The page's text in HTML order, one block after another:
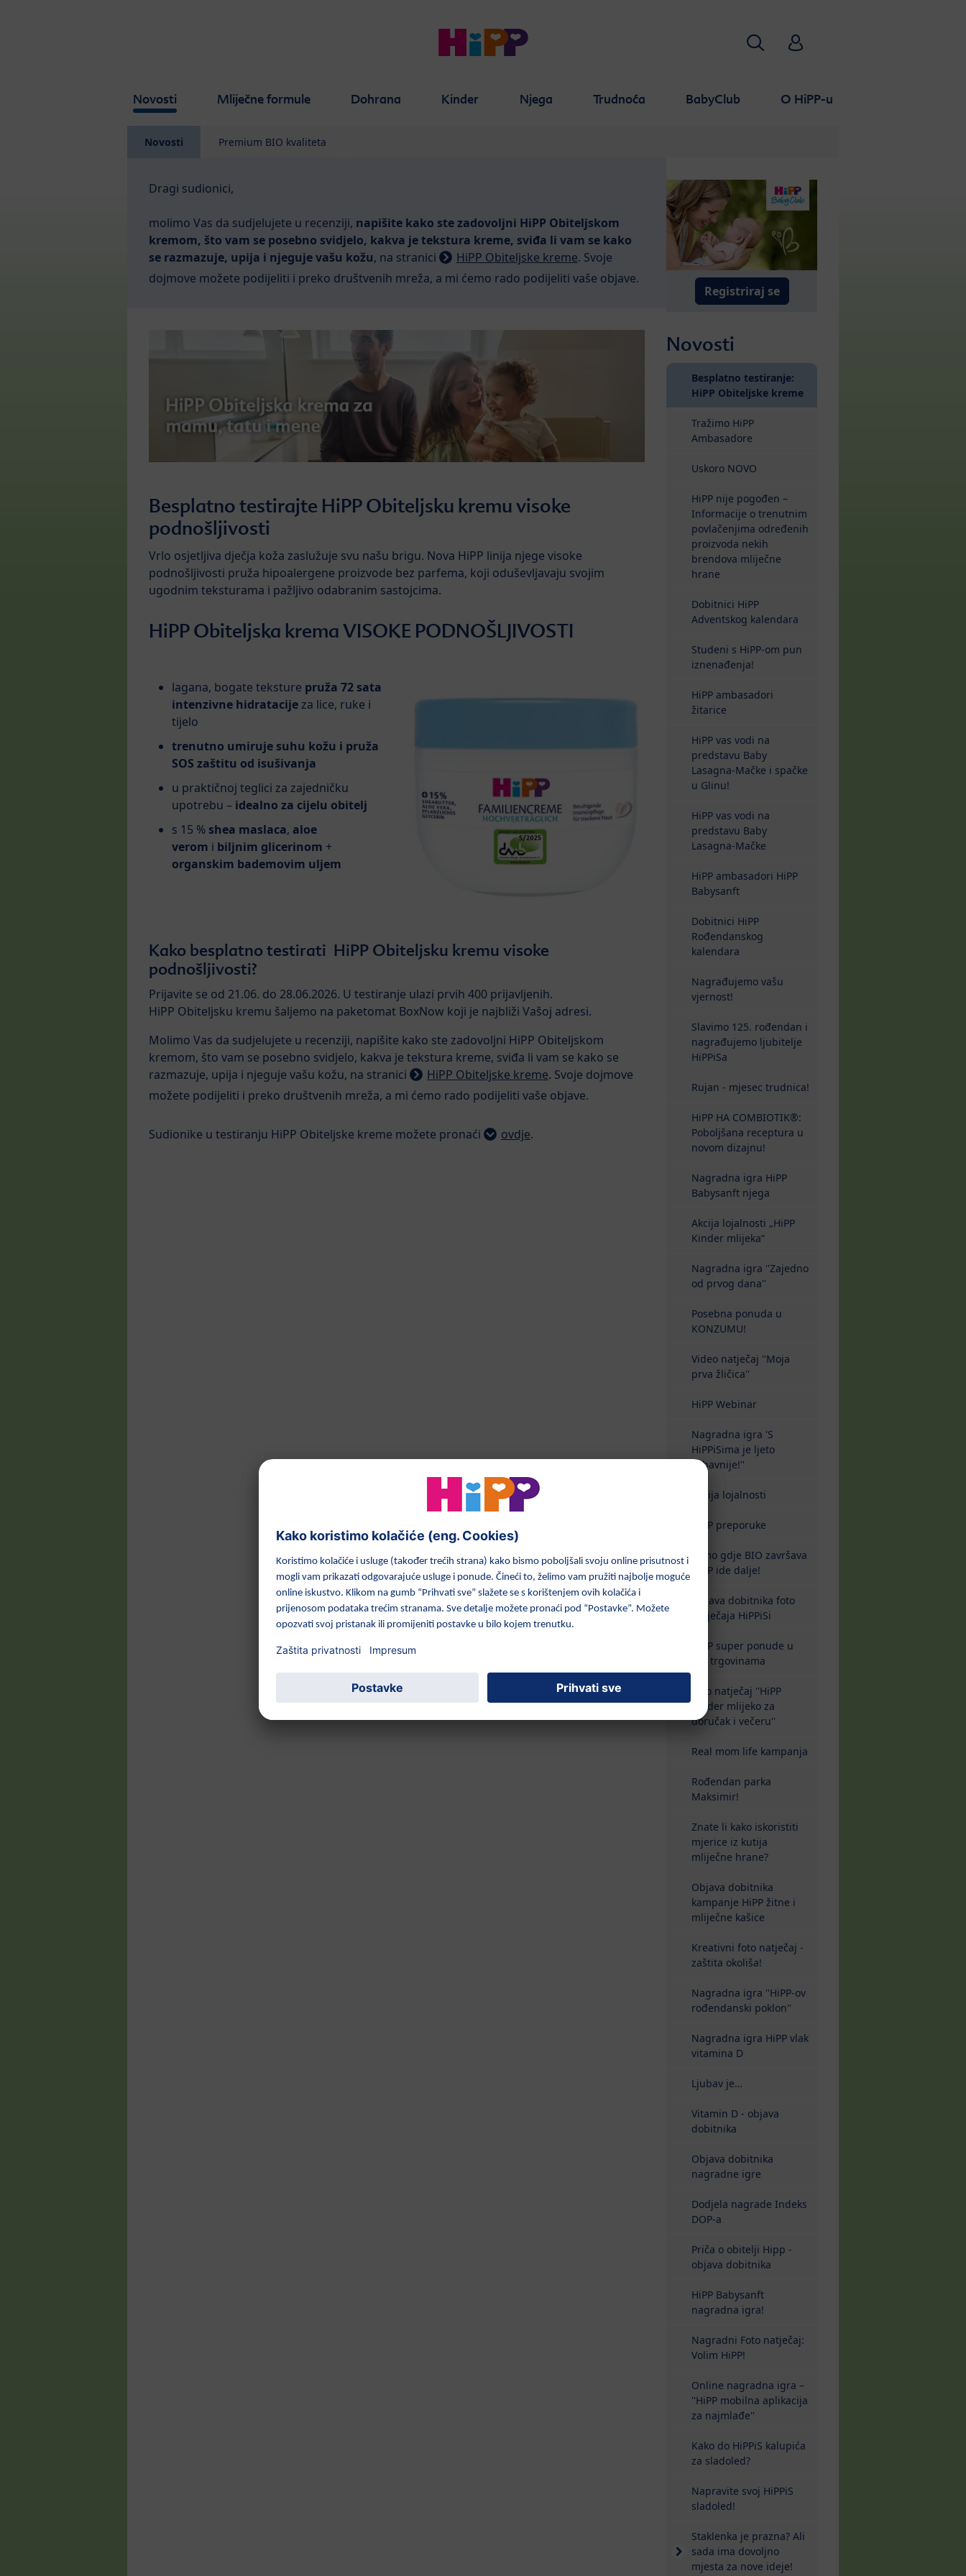
Novosti Mliječne formule Dohrana Kinder Njega Trudnoća BabyClub O HiPP-u
Pretraživanje
HiPP Babyclub
Novosti Premium BIO kvaliteta
Dragi sudionici,
molimo Vas da sudjelujete u recenziji, napišite kako ste zadovoljni HiPP Obiteljskom
kremom, što vam se posebno svidjelo, kakva je tekstura kreme, sviđa li vam se kako
se razmazuje, upija i njeguje vašu kožu, na stranici HiPP Obiteljske kreme. Svoje
dojmove možete podijeliti i preko društvenih mreža, a mi ćemo rado podijeliti vaše objave.
Besplatno testirajte HiPP Obiteljsku kremu visoke
podnošljivosti
Vrlo osjetljiva dječja koža zaslužuje svu našu brigu. Nova HiPP linija njege visoke
podnošljivosti pruža hipoalergene proizvode bez parfema, koji oduševljavaju svojim
ugodnim teksturama i pažljivo odabranim sastojcima.
HiPP Obiteljska krema VISOKE PODNOŠLJIVOSTI
lagana, bogate teksture pruža 72 sata
intenzivne hidratacijeza lice, ruke i
tijelo
trenutno umiruje suhu kožu i pruža
SOS zaštitu od isušivanja
u praktičnoj teglici za zajedničku
upotrebu – idealno za cijelu obitelj
s 15 % shea maslaca, aloe
verom i biljnim glicerinom +
organskim bademovim uljem
Kako besplatno testirati HiPP Obiteljsku kremu visoke
podnošljivosti?
Prijavite se od 21.06. do 28.06.2026. U testiranje ulazi prvih 400 prijavljenih.
HiPP Obiteljsku kremu šaljemo na paketomat BoxNow koji je najbliži Vašoj adresi.
Molimo Vas da sudjelujete u recenziji, napišite kako ste zadovoljni HiPP Obiteljskom
kremom, što vam se posebno svidjelo, kakva je tekstura kreme, sviđa li vam se kako se
razmazuje, upija i njeguje vašu kožu, na stranici
HiPP Obiteljske kreme. Svoje dojmove
možete podijeliti i preko društvenih mreža, a mi ćemo rado podijeliti vaše objave.
Sudionike u testiranju HiPP Obiteljske kreme možete pronaći ovdje.
Registriraj se
Novosti
Besplatno testiranje:
HiPP Obiteljske kreme(current)
Tražimo HiPP
Ambasadore
Uskoro NOVO
HiPP nije pogođen –
Informacije o trenutnim
povlačenjima određenih
proizvoda nekih
brendova mliječne
hrane
Dobitnici HiPP
Adventskog kalendara
Studeni s HiPP-om pun
iznenađenja!
HiPP ambasadori
žitarice
HiPP vas vodi na
predstavu Baby
Lasagna-Mačke i spačke
u Glinu!
HiPP vas vodi na
predstavu Baby
Lasagna-Mačke
HiPP ambasadori HiPP
Babysanft
Dobitnici HiPP
Rođendanskog
kalendara
Nagrađujemo vašu
vjernost!
Slavimo 125. rođendan i
nagrađujemo ljubitelje
HiPPiSa
Rujan - mjesec trudnica!
HiPP HA COMBIOTIK®:
Poboljšana receptura u
novom dizajnu!
Nagradna igra HiPP
Babysanft njega
Akcija lojalnosti „HiPP
Kinder mlijeka“
Nagradna igra ''Zajedno
od prvog dana''
Posebna ponuda u
KONZUMU!
Video natječaj ''Moja
prva žličica''
HiPP Webinar
Nagradna igra 'S
HiPPiSima je ljeto
zabavnije!''
Akcija lojalnosti
HiPP preporuke
Tamo gdje BIO završava
HiPP ide dalje!
Objava dobitnika foto
natječaja HiPPiSi
HiPP super ponude u
dm trgovinama
Foto natječaj ''HiPP
Kinder mlijeko za
doručak i večeru''
Real mom life kampanja
Rođendan parka
Maksimir!
Znate li kako iskoristiti
mjerice iz kutija
mliječne hrane?
Objava dobitnika
kampanje HiPP žitne i
mliječne kašice
Kreativni foto natječaj -
zaštita okoliša!
Nagradna igra ''HiPP-ov
rođendanski poklon''
Nagradna igra HiPP vlak
vitamina D
Ljubav je…
Vitamin D - objava
dobitnika
Objava dobitnika
nagradne igre
Dodjela nagrade Indeks
DOP-a
Priča o obitelji Hipp -
objava dobitnika
HiPP Babysanft
nagradna igra!
Nagradni Foto natječaj:
Volim HiPP!
Online nagradna igra –
''HiPP mobilna aplikacija
za najmlađe''
Kako do HiPPiS kalupića
za sladoled?
Napravite svoj HiPPiS
sladoled!
Staklenka je prazna? Ali
sada ima dovoljno
mjesta za nove ideje!